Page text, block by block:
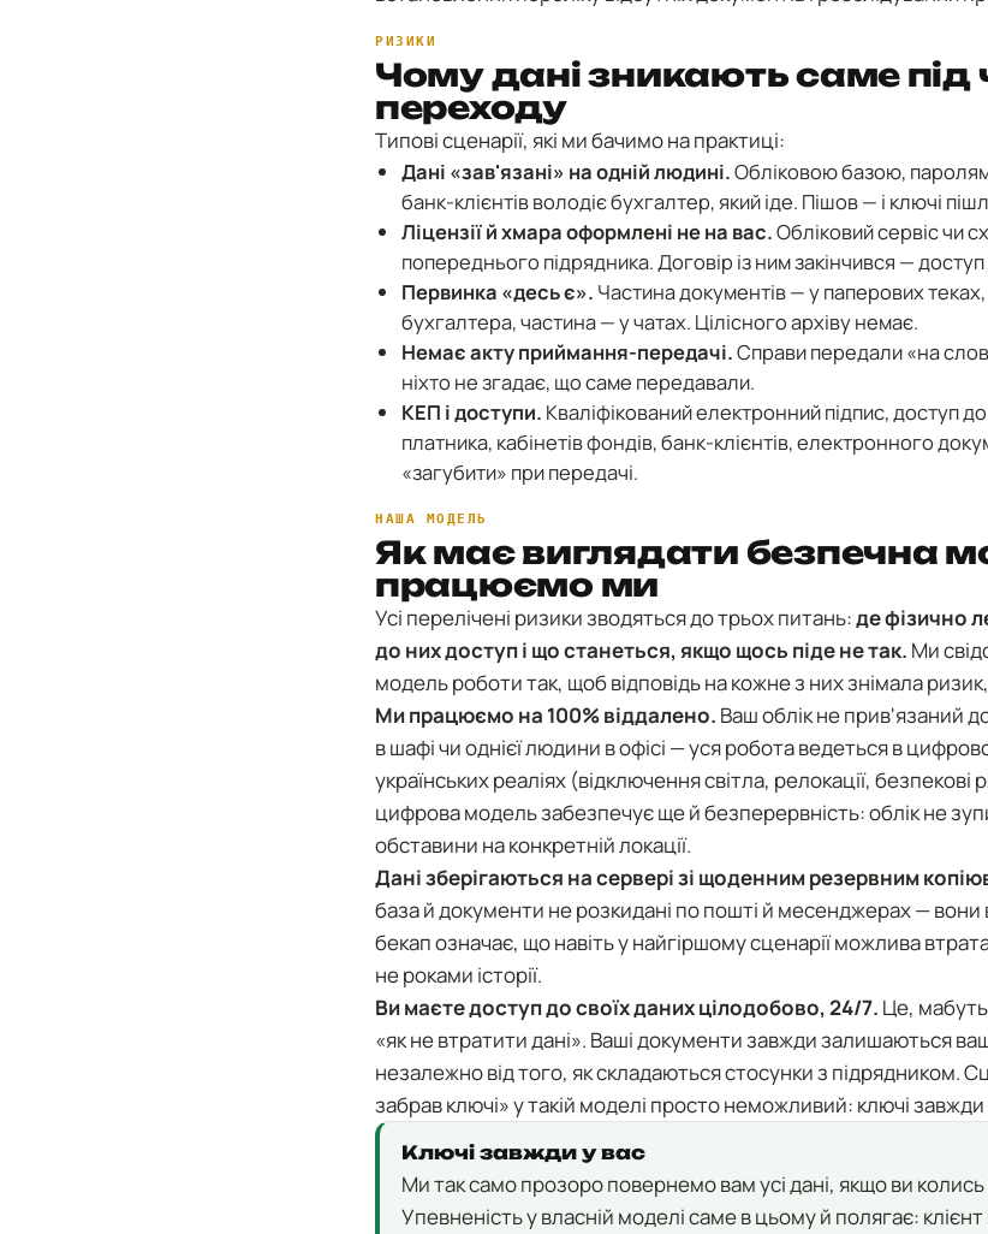
РИЗИКИ
Чому дані зникають саме під
переходу
Типові сценарії, які ми бачимо на практиці:
Дані «зав'язані» на одній людині.Обліковою базою,
банк-клієнтів володіє бухгалтер, який іде. Пішов — і ключі
Ліцензії й хмара оформлені не на вас.Обліковий сервіс чи
попереднього підрядника. Договір із ним закінчився —
Первинка «десь є». Частина документів — у паперових
бухгалтера, частина — у чатах. Цілісного архіву немає.
Немає акту приймання-передачі.Справи передали «на
ніхто не згадає, що саме передавали.
КЕП і доступи. Кваліфікований електронний підпис, доступ
платника, кабінетів фондів, банк-клієнтів, електронного
«загубити» при передачі.
НАША МОДЕЛЬ
Як має виглядати безпечна
працюємо ми
Усі перелічені ризики зводяться до трьох питань:де фізично
до них доступ і що станеться, якщо щось піде не так. Ми
модель роботи так, щоб відповідь на кожне з них знімала
Ми працюємо на 100% віддалено. Ваш облік не прив'язаний
в шафі чи однієї людини в офісі — уся робота ведеться в
українських реаліях (відключення світла, релокації, безпекові
цифрова модель забезпечує ще й безперервність: облік не
обставини на конкретній локації.
Дані зберігаються на сервері зі щоденним резервним
база й документи не розкидані по пошті й месенджерах —
бекап означає, що навіть у найгіршому сценарії можлива
не роками історії.
Ви маєте доступ до своїх даних цілодобово, 24/7. Це,
«як не втратити дані». Ваші документи завжди залишаються
незалежно від того, як складаються стосунки з підрядником.
забрав ключі» у такій моделі просто неможливий: ключі завжди
Ключі завжди у вас
Ми так само прозоро повернемо вам усі дані, якщо ви колись
Упевненість у власній моделі саме в цьому й полягає: